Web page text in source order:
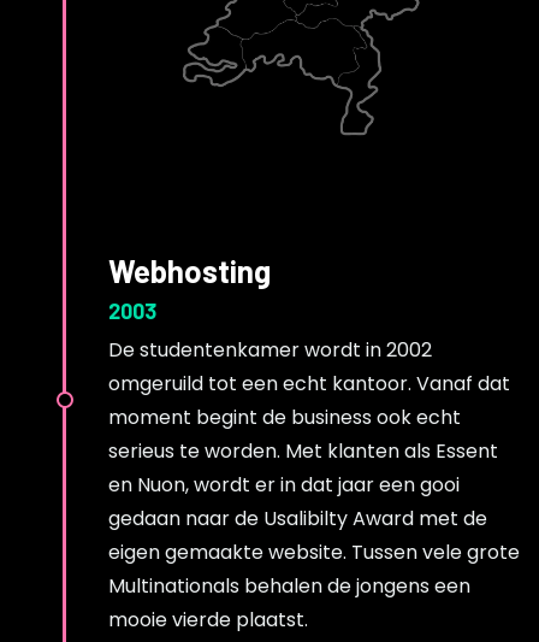
Webhosting
2003
De studentenkamer wordt in 2002
omgeruild tot een echt kantoor. Vanaf dat
moment begint de business ook echt
serieus te worden. Met klanten als Essent
en Nuon, wordt er in dat jaar een gooi
gedaan naar de Usalibilty Award met de
eigen gemaakte website. Tussen vele grote
Multinationals behalen de jongens een
mooie vierde plaatst.